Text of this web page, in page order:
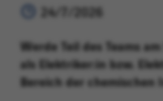
24/7/2026
Werde Teil des Teams
als Elektriker:in bzw.
Bereich der chemischen